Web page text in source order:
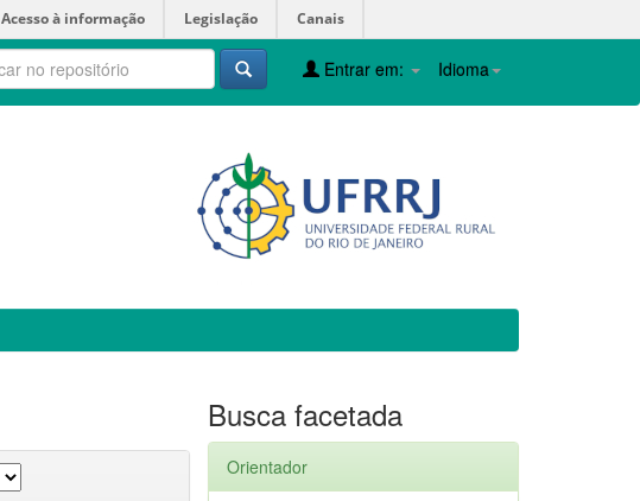
Acesso à informação Legislação Canais
Idioma
Entrar em:
Busca facetada
Orientador